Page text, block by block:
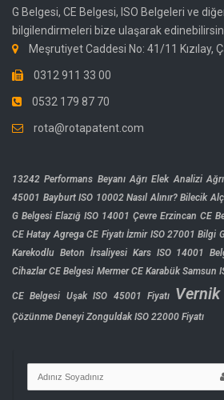
G Belgesi, CE Belgesi, ISO Belgeleri ve
bilgilendirmeleri bize ulaşarak
Meşrutiyet Caddesi No: 41/11 Kızılay,
0312 911 33 00
0532 179 87 70
rota@rotapatent.com
13242 Performans Beyanı Ağrı Elek Analizi
45001 Bayburt ISO 10002 Nasıl Alınır? Bilecik
G Belgesi Elazığ ISO 14001 Çevre Erzincan CE
CE Hatay Agrega CE Fiyatı İzmir ISO 27001 Bilgi
Karekodlu Beton İrsaliyesi Kars ISO 14001
Cihazlar CE Belgesi Mermer CE Karabük Samsun
CE Belgesi Uşak ISO 45001 Fiyatı
Çözünme Deneyi Zonguldak ISO 22000 Fiyatı